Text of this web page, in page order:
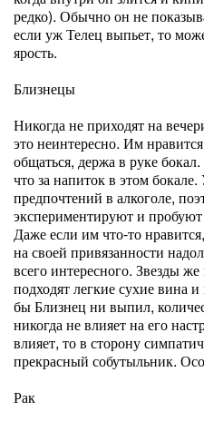
редко). Обычно он не
если уж Телец выпьет, то
ярость.
Близнецы
Никогда не приходят на
это неинтересно. Им
общаться, держа в руке
что за напиток в этом
предпочтений в алкоголе,
экспериментируют и
Даже если им что-то
на своей привязанности
всего интересного. Звезды
подходят легкие сухие вина
бы Близнец ни выпил,
никогда не влияет на его
влияет, то в сторону
прекрасный собутыльник.
Рак